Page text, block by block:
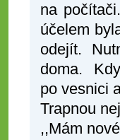
na
účelem
odejít.
doma.
po vesnici
Trapnou
,,Mám